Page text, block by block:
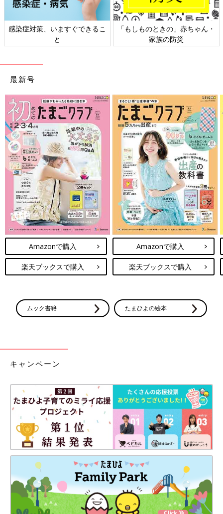
感染症対策、いますぐできるこ
と
「もしものときの」赤ちゃん・
家族の防災
最新号
Amazonで購入
楽天ブックスで購入
Amazonで購入
楽天ブックスで購入
ムック書籍 たまひよの絵本
キャンペーン